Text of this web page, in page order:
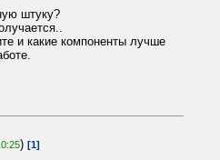
штуку?
и какие компоненты лучше
) [1]